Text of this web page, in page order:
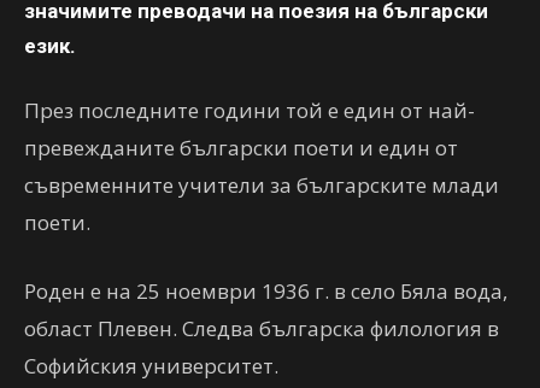
значимите преводачи на поезия на български
език.
През последните години той е един от най-
превежданите български поети и един от
съвременните учители за българските млади
поети.
Роден е на 25 ноември 1936 г. в село Бяла вода,
област Плевен. Следва българска филология в
Софийския университет.